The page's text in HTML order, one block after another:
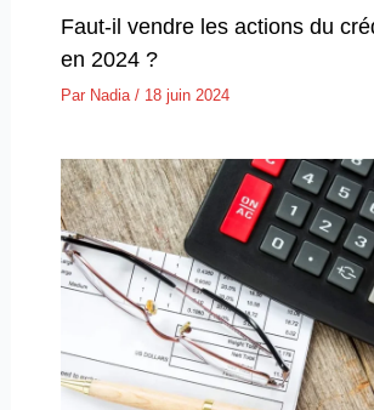
Faut-il vendre les actions du
en 2024 ?
Par Nadia / 18 juin 2024